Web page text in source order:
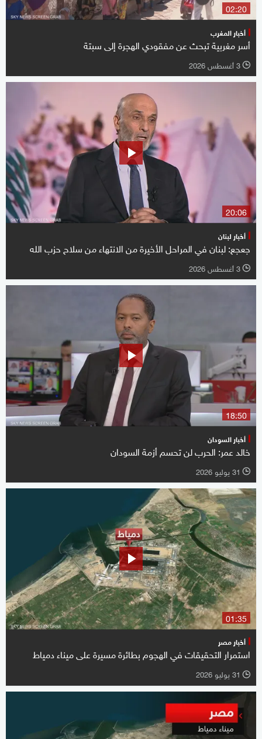
02:20
أخبار المغرب
أسر مغربية تبحث عن مفقودي الهجرة إلى سبتة
l 3 أغسطس 2026
20:06
أخبار لبنان
جعجع: لبنان في المراحل الأخيرة من الانتهاء من سلاح حزب الله
l 3 أغسطس 2026
18:50
أخبار السودان
خالد عمر: الحرب لن تحسم أزمة السودان
l 31 يوليو 2026
01:35
أخبار مصر
استمرار التحقيقات في الهجوم بطائرة مسيرة على ميناء دمياط
l 31 يوليو 2026